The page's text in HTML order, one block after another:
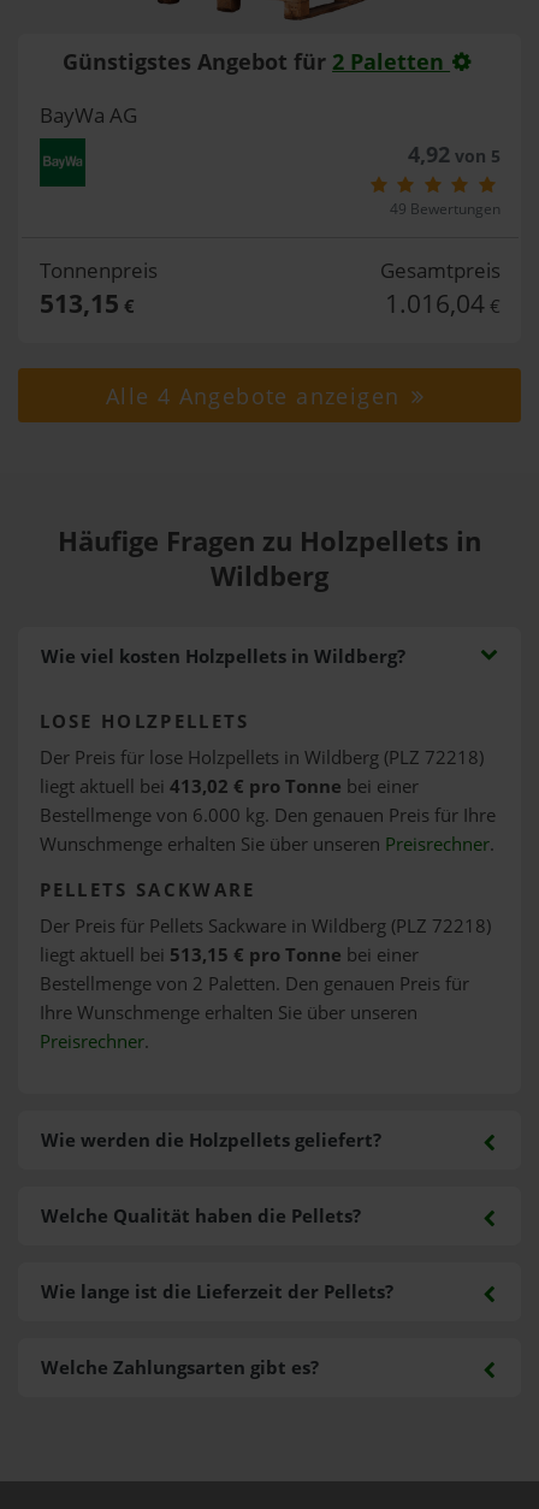
Günstigstes Angebot für 2 Paletten
BayWa AG
4,92von 5
49 Bewertungen
Tonnenpreis
513,15 €
Gesamtpreis
1.016,04 €
Alle 4 Angebote anzeigen
Häufige Fragen zu Holzpellets in
Wildberg
Wie viel kosten Holzpellets in Wildberg?
LOSE HOLZPELLETS
Der Preis für lose Holzpellets in Wildberg (PLZ 72218)
liegt aktuell bei 413,02 € pro Tonne bei einer
Bestellmenge von 6.000 kg. Den genauen Preis für Ihre
Wunschmenge erhalten Sie über unseren Preisrechner.
PELLETS SACKWARE
Der Preis für Pellets Sackware in Wildberg (PLZ 72218)
liegt aktuell bei 513,15 € pro Tonne bei einer
Bestellmenge von 2 Paletten. Den genauen Preis für
Ihre Wunschmenge erhalten Sie über unseren
Preisrechner.
Wie werden die Holzpellets geliefert?
Welche Zahlungsarten gibt es?
Welche Qualität haben die Pellets?
Wie lange ist die Lieferzeit der Pellets?